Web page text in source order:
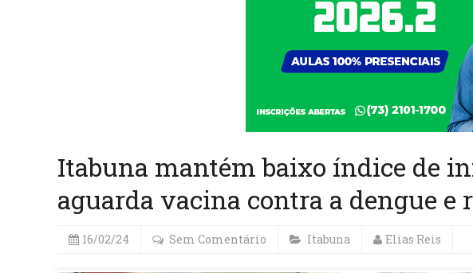
Itabuna mantém baixo índice de
aguarda vacina contra a dengue e
16/02/24 Sem Comentário Itabuna Elias Reis